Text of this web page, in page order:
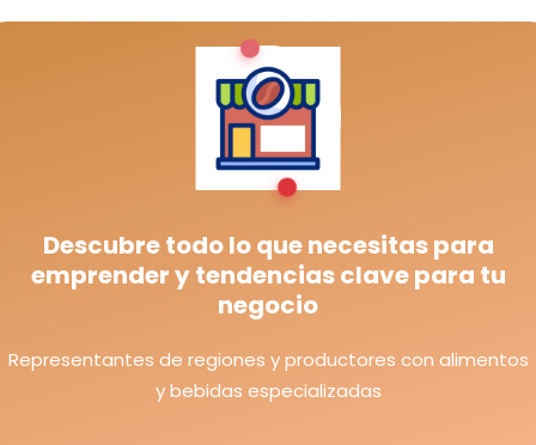
Descubre todo lo que necesitas para
emprender y tendencias clave para tu
negocio
Representantes de regiones y productores con alimentos
y bebidas especializadas